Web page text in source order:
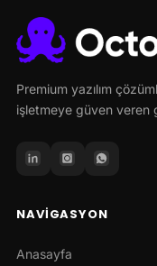
Premium yazılım
işletmeye güven veren
NAVIGASYON
Anasayfa